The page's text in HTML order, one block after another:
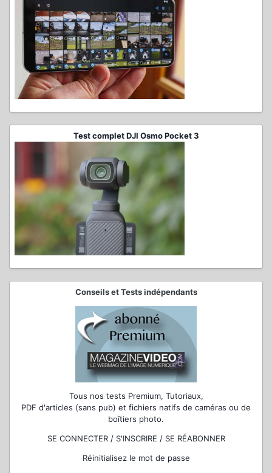
Test complet DJI Osmo Pocket 3
Conseils et Tests indépendants
Tous nos tests Premium, Tutoriaux,
PDF d'articles (sans pub) et fichiers natifs de caméras ou de
boîtiers photo.
SE CONNECTER / S'INSCRIRE / SE RÉABONNER
Réinitialisez le mot de passe